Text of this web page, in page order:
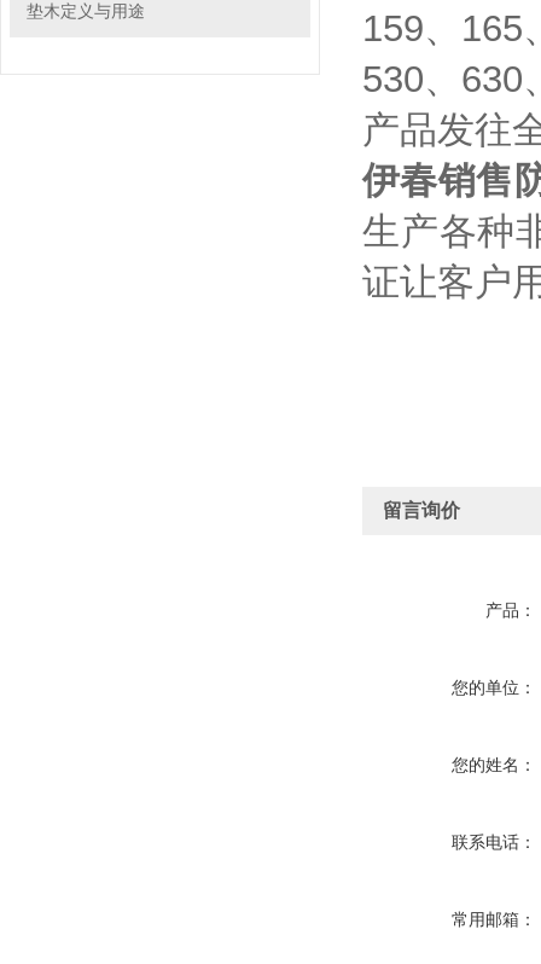
垫木定义与用途
159、165
530、630
产品发往
伊春销售
生产各种
证让客户
留言询价
产品：
您的单位：
您的姓名：
联系电话：
常用邮箱：